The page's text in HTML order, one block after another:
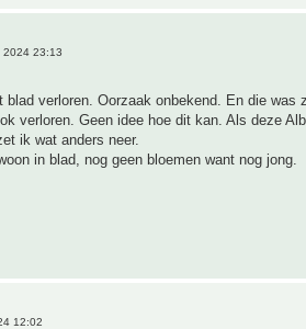
2024 23:13
verloren. Oorzaak onbekend. En die was
verloren. Geen idee hoe dit kan. Als deze
ik wat anders neer.
in blad, nog geen bloemen want nog jong.
12:02